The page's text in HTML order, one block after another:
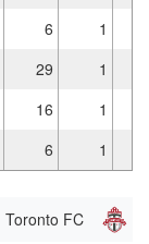
6
1
29
1
16
1
6 1
Toronto FC